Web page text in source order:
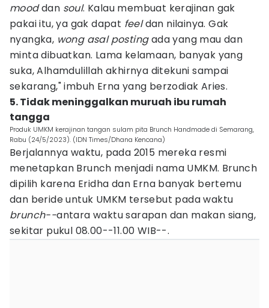
mooddan soul. Kalau membuat kerajinan gak
pakai itu, ya gak dapat feeldan nilainya. Gak
nyangka, wong asal postingada yang mau dan
minta dibuatkan. Lama kelamaan, banyak yang
suka, Alhamdulillah akhirnya ditekuni sampai
sekarang," imbuh Erna yang berzodiak Aries.
5. Tidak meninggalkan muruah ibu rumah
tangga
Produk UMKM kerajinan tangan sulam pita Brunch Handmade di Semarang,
Rabu (24/5/2023). (IDN Times/Dhana Kencana)
Berjalannya waktu, pada 2015 mereka resmi
menetapkan Brunch menjadi nama UMKM. Brunch
dipilih karena Eridha dan Erna banyak bertemu
dan beride untuk UMKM tersebut pada waktu
brunch--antara waktu sarapan dan makan siang,
sekitar pukul 08.00--11.00 WIB--.